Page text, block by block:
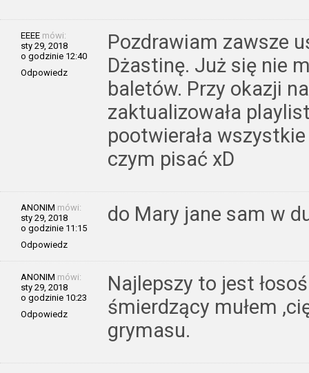
EEEE mówi:
sty 29, 2018
o godzinie 12:40
Odpowiedz
Pozdrawiam zawsze
Dżastinę. Już się nie
baletów. Przy okazji
zaktualizowała
pootwierała
czym pisać xD
ANONIM mówi:
sty 29, 2018
o godzinie 11:15
Odpowiedz
do Mary jane sam w
ANONIM mówi:
sty 29, 2018
o godzinie 10:23
Odpowiedz
Najlepszy to jest
śmierdzący mułem
grymasu.